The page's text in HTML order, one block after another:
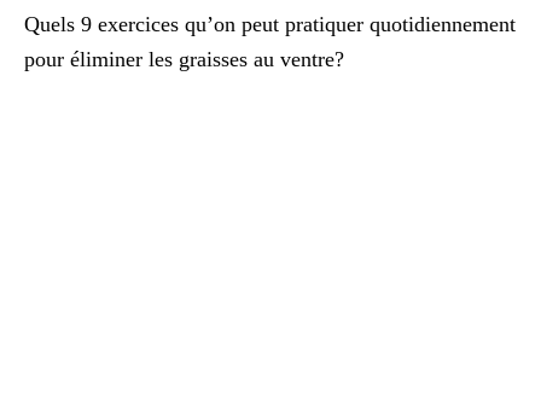
Quels 9 exercices qu’on peut pratiquer quotidiennement
pour éliminer les graisses au ventre?